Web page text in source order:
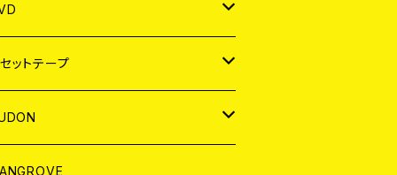
レル
ットテープ
レル